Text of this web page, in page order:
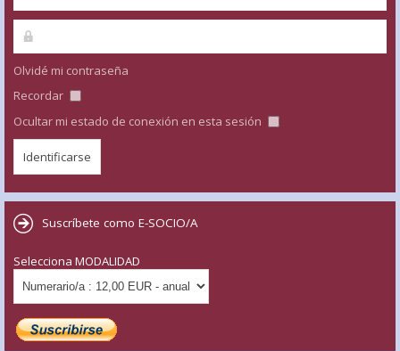
Olvidé mi contraseña
Recordar
Ocultar mi estado de conexión en esta sesión
Suscríbete como E-SOCIO/A
Selecciona MODALIDAD